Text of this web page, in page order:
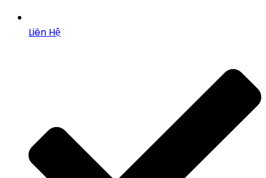
Liên Hệ